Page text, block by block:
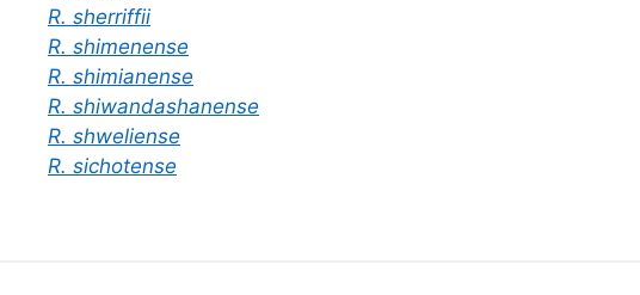
R. sherriffii
R. shimenense
R. shimianense
R. shiwandashanense
R. shweliense
R. sichotense